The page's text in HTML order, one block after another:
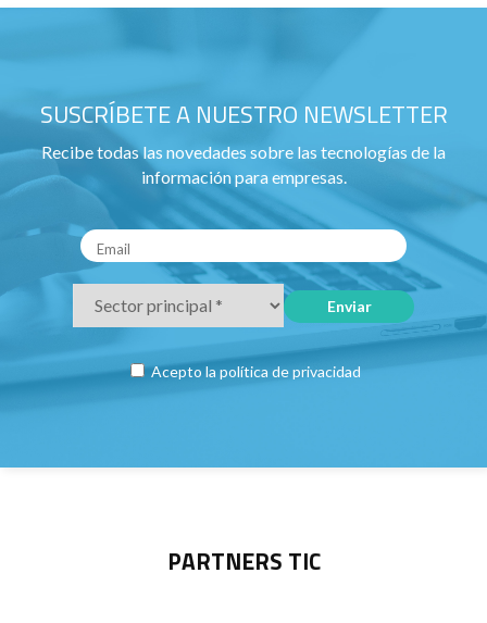
SUSCRÍBETE A NUESTRO NEWSLETTER
Recibe todas las novedades sobre las tecnologías de la
información para empresas.
Acepto la política de privacidad
PARTNERS TIC